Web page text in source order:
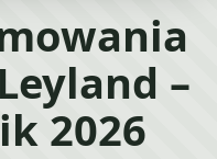
–
2026